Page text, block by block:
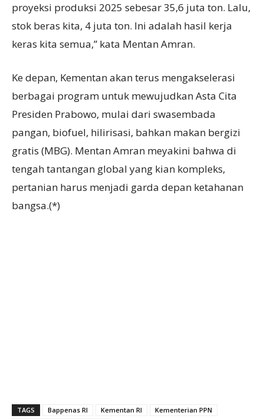
proyeksi produksi 2025 sebesar 35,6 juta ton. Lalu,
stok beras kita, 4 juta ton. Ini adalah hasil kerja
keras kita semua,” kata Mentan Amran.
Ke depan, Kementan akan terus mengakselerasi
berbagai program untuk mewujudkan Asta Cita
Presiden Prabowo, mulai dari swasembada
pangan, biofuel, hilirisasi, bahkan makan bergizi
gratis (MBG). Mentan Amran meyakini bahwa di
tengah tantangan global yang kian kompleks,
pertanian harus menjadi garda depan ketahanan
bangsa.(*)
TAGS Bappenas RI Kementan RI
Kementerian PPN